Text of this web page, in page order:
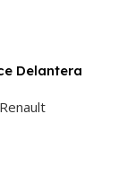
Delantera
Renault